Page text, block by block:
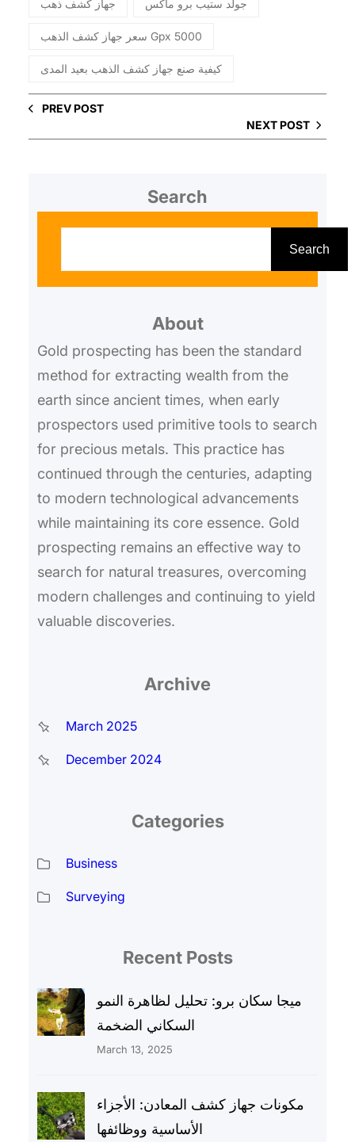
جهاز كشف ذهب جولد ستيب برو ماكس
سعر جهاز كشف الذهب Gpx 5000
كيفية صنع جهاز كشف الذهب بعيد المدى
PREV POST
NEXT POST
Search
h
Search
About
Gold prospecting has been the standard
method for extracting wealth from the
earth since ancient times, when early
prospectors used primitive tools to search
for precious metals. This practice has
continued through the centuries, adapting
to modern technological advancements
while maintaining its core essence. Gold
prospecting remains an effective way to
search for natural treasures, overcoming
modern challenges and continuing to yield
valuable discoveries.
Archive
March 2025
December 2024
Categories
Business
Surveying
Recent Posts
ميجا سكان برو: تحليل لظاهرة النمو
السكاني الضخمة
March 13, 2025
مكونات جهاز كشف المعادن: الأجزاء
الأساسية ووظائفها